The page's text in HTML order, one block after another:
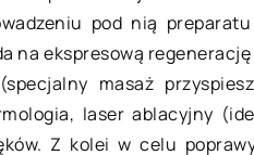
pod nią
na ekspresową
masaż
laser ablacyjny
Z kolei w celu
z najważniejszych
o jego
wyglądzie i prestiżu jest
[…]